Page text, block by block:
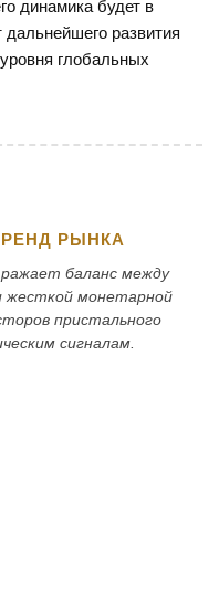
динамика будет в
дальнейшего развития
глобальных
РЫНКА
баланс между
жесткой монетарной
пристального
сигналам.